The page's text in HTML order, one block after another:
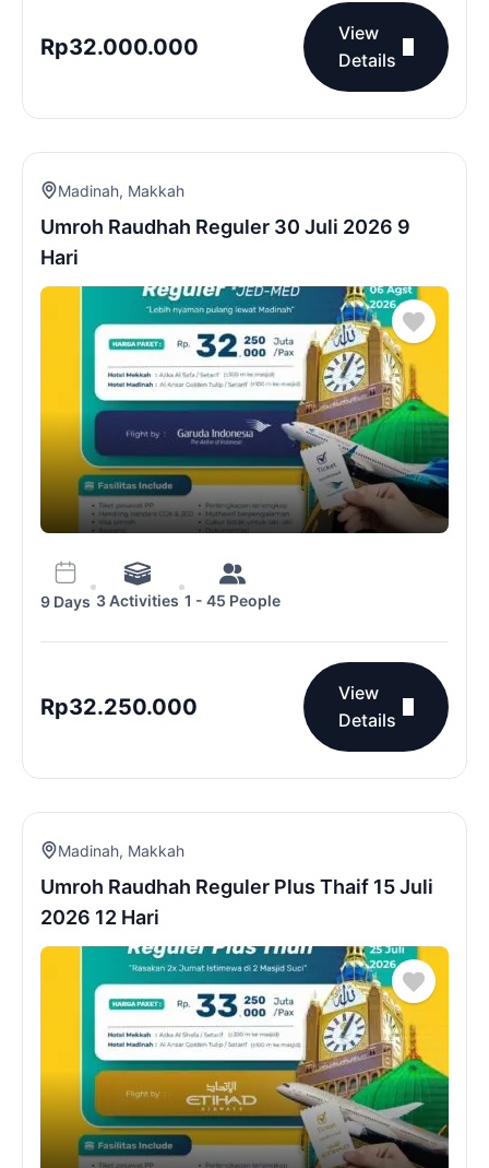
Rp32.000.000
View
Details
Madinah, Makkah
Umroh Raudhah Reguler 30 Juli 2026 9
Hari
9 Days 3 Activities 1 - 45 People
Rp32.250.000
View
Details
Madinah, Makkah
Umroh Raudhah Reguler Plus Thaif 15 Juli
2026 12 Hari